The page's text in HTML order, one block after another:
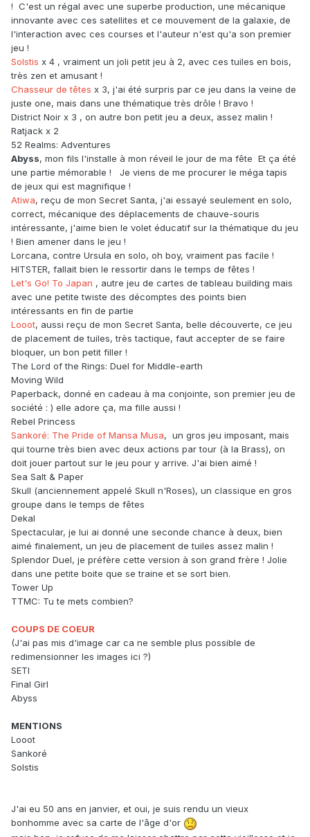
! C'est un régal avec une superbe production, une mécanique
innovante avec ces satellites et ce mouvement de la galaxie, de
l'interaction avec ces courses et l'auteur n'est qu'a son premier
jeu !
Solstis x 4 , vraiment un joli petit jeu à 2, avec ces tuiles en bois,
très zen et amusant !
Chasseur de têtes x 3, j'ai été surpris par ce jeu dans la veine de
juste one, mais dans une thématique très drôle ! Bravo !
District Noir x 3 , on autre bon petit jeu a deux, assez malin !
Ratjack x 2
52 Realms: Adventures
Abyss, mon fils l'installe à mon réveil le jour de ma fête Et ça été
une partie mémorable ! Je viens de me procurer le méga tapis
de jeux qui est magnifique !
Atiwa, reçu de mon Secret Santa, j'ai essayé seulement en solo,
correct, mécanique des déplacements de chauve-souris
intéressante, j'aime bien le volet éducatif sur la thématique du jeu
! Bien amener dans le jeu !
Lorcana, contre Ursula en solo, oh boy, vraiment pas facile !
HITSTER, fallait bien le ressortir dans le temps de fêtes !
Let's Go! To Japan , autre jeu de cartes de tableau building mais
avec une petite twiste des décomptes des points bien
intéressants en fin de partie
Looot, aussi reçu de mon Secret Santa, belle découverte, ce jeu
de placement de tuiles, très tactique, faut accepter de se faire
bloquer, un bon petit filler !
The Lord of the Rings: Duel for Middle-earth
Moving Wild
Paperback, donné en cadeau à ma conjointe, son premier jeu de
société : ) elle adore ça, ma fille aussi !
Rebel Princess
Sankoré: The Pride of Mansa Musa, un gros jeu imposant, mais
qui tourne très bien avec deux actions par tour (à la Brass), on
doit jouer partout sur le jeu pour y arrive. J'ai bien aimé !
Sea Salt & Paper
Skull (anciennement appelé Skull n'Roses), un classique en gros
groupe dans le temps de fêtes
Dekal
Spectacular, je lui ai donné une seconde chance à deux, bien
aimé finalement, un jeu de placement de tuiles assez malin !
Splendor Duel, je préfère cette version à son grand frère ! Jolie
dans une petite boite que se traine et se sort bien.
Tower Up
TTMC: Tu te mets combien?
COUPS DE COEUR
(J'ai pas mis d'image car ca ne semble plus possible de
redimensionner les images ici ?)
SETI
Final Girl
Abyss
MENTIONS
Looot
Sankoré
Solstis
J'ai eu 50 ans en janvier, et oui, je suis rendu un vieux
bonhomme avec sa carte de l'âge d'or